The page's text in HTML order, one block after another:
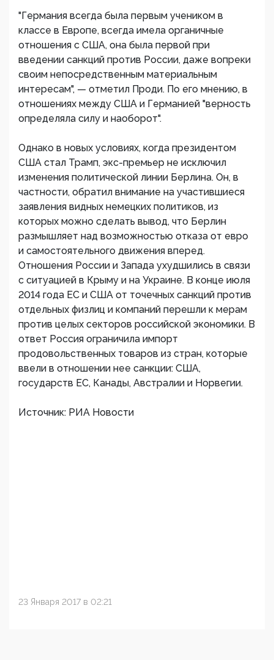
"Германия всегда была первым учеником в
классе в Европе, всегда имела органичные
отношения с США, она была первой при
введении санкций против России, даже вопреки
своим непосредственным материальным
интересам", — отметил Проди. По его мнению, в
отношениях между США и Германией "верность
определяла силу и наоборот".
Однако в новых условиях, когда президентом
США стал Трамп, экс-премьер не исключил
изменения политической линии Берлина. Он, в
частности, обратил внимание на участившиеся
заявления видных немецких политиков, из
которых можно сделать вывод, что Берлин
размышляет над возможностью отказа от евро
и самостоятельного движения вперед.
Отношения России и Запада ухудшились в связи
с ситуацией в Крыму и на Украине. В конце июля
2014 года ЕС и США от точечных санкций против
отдельных физлиц и компаний перешли к мерам
против целых секторов российской экономики. В
ответ Россия ограничила импорт
продовольственных товаров из стран, которые
ввели в отношении нее санкции: США,
государств ЕС, Канады, Австралии и Норвегии.
Источник: РИА Новости
23 Января 2017 в 02:21